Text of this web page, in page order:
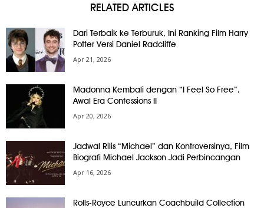
RELATED ARTICLES
Dari Terbaik ke Terburuk, Ini Ranking Film Harry
Potter Versi Daniel Radcliffe
Apr 21, 2026
Madonna Kembali dengan “I Feel So Free”,
Awal Era Confessions II
Apr 20, 2026
Jadwal Rilis “Michael” dan Kontroversinya, Film
Biografi Michael Jackson Jadi Perbincangan
Apr 16, 2026
Rolls-Royce Luncurkan Coachbuild Collection